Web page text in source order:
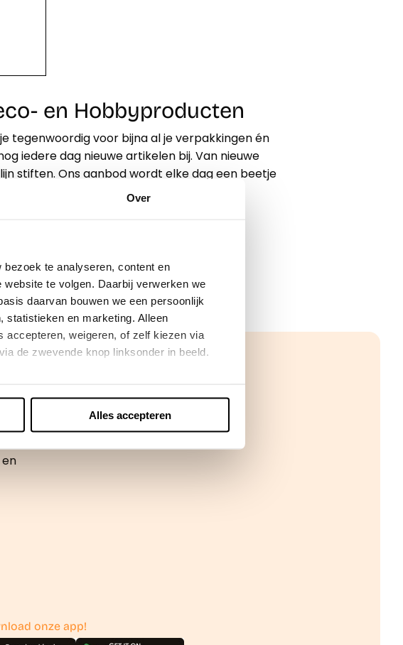
Over
te analyseren, content en
te volgen. Daarbij verwerken we
daarvan bouwen we een persoonlijk
statistieken en marketing. Alleen
accepteren, weigeren, of zelf kiezen via
de zwevende knop linksonder in beeld.
Alles accepteren
en Hobbyproducten
tegenwoordig voor bijna al je verpakkingen én
iedere dag nieuwe artikelen bij. Van nieuwe
stiften. Ons aanbod wordt elke dag een beetje
onze app!